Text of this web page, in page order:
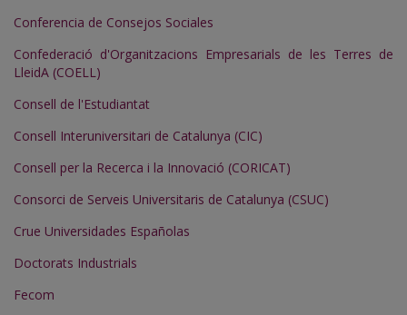
Conferencia de Consejos Sociales
Confederació d'Organitzacions Empresarials de les Terres de
LleidA (COELL)
Consell de l'Estudiantat
Consell Interuniversitari de Catalunya (CIC)
Consell per la Recerca i la Innovació (CORICAT)
Consorci de Serveis Universitaris de Catalunya (CSUC)
Crue Universidades Españolas
Doctorats Industrials
Fecom